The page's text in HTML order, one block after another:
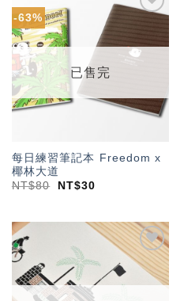
-63%
「願
望輕
已售完
每日練習筆記本 Freedom x
椰林大道
NT$80 NT$30
加入
「願
望輕